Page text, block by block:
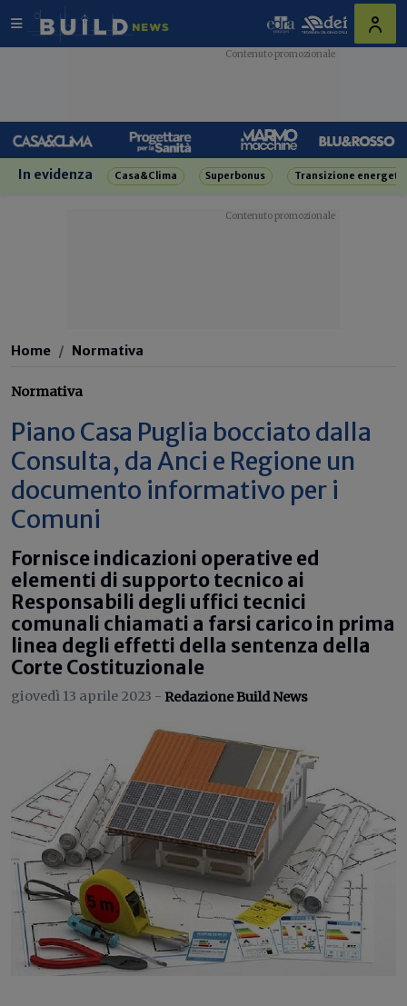
In evidenza Casa&Clima Superbonus Transizione
Home Normativa
Normativa
Piano Casa Puglia bocciato dalla
Consulta, da Anci e Regione un
documento informativo per i
Comuni
Fornisce indicazioni operative ed
elementi di supporto tecnico ai
Responsabili degli uffici tecnici
comunali chiamati a farsi carico in prima
linea degli effetti della sentenza della
Corte Costituzionale
giovedì 13 aprile 2023 - Redazione Build News